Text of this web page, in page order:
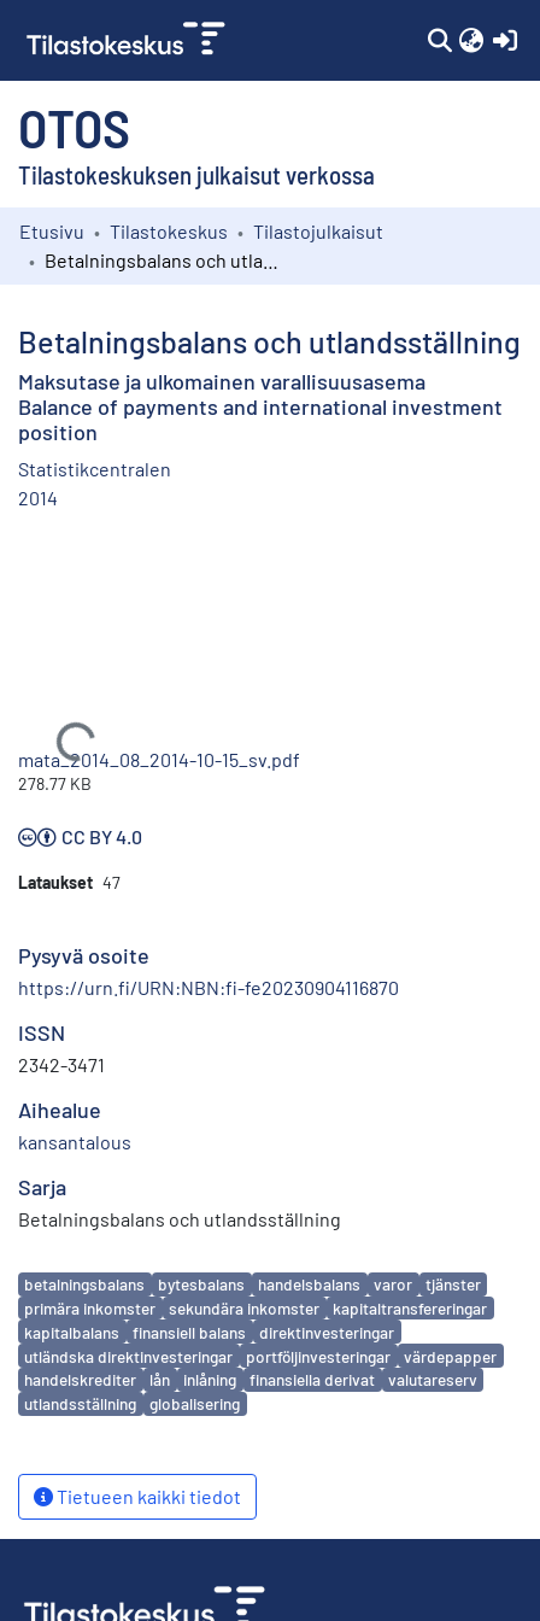
OTOS
Tilastokeskuksen julkaisut verkossa
Kokoelmat
Etusivu Tilastokeskus
Tilastojulkaisut
Betalningsbalans och utlandsställning
Maksutase ja ulkomainen varallisuusasema
Balance of payments and international investment
position
Statistikcentralen
2014
Ladataan...
mata_2014_08_2014-10-15_sv.pdf
278.77 KB
CC BY 4.0
Lataukset 47
Pysyvä osoite
https://urn.fi/URN:NBN:fi-fe20230904116870
ISSN
2342-3471
Aihealue
kansantalous
Sarja
Betalningsbalans och utlandsställning
Avainsanat
betalningsbalans bytesbalans handelsbalans varor
tjänster
primära inkomster
sekundära inkomster
kapitaltransfereringar
kapitalbalans
finansiell balans
direktinvesteringar
utländska direktinvesteringar
portföljinvesteringar
värdepapper
handelskrediter
lån inlåning finansiella derivat
valutareserv
utlandsställning
globalisering
Tietueen kaikki tiedot